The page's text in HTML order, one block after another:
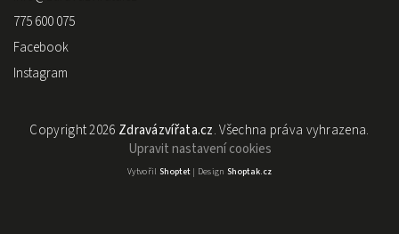
775 600 075
Facebook
Instagram
Copyright 2026 Zdravázvířata.cz. Všechna práva vyhrazena.
Upravit nastavení cookies
Vytvořil Shoptet| Design Shoptak.cz